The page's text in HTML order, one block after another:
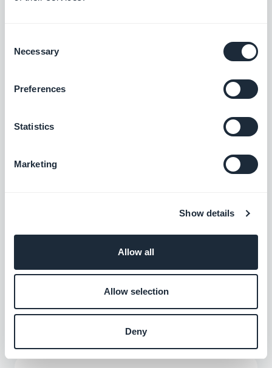
Selection
Necessary
Preferences
Statistics
Marketing
Show details
Allow all
Allow selection
Deny
Bied een nieuwe betaaloplossing aan die
Bied een nieuwe betalingsoplossing aan
om de Poolse markt te veroveren
Klarna
Verhoog uw verkoop met de betaaloptie
'Buy Now Pay Later'